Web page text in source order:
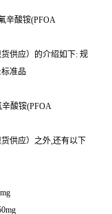
辛酸铵(PFOA
货供应）的介绍如下: 规
准品
酸铵(PFOA
货供应）之外,还有以下